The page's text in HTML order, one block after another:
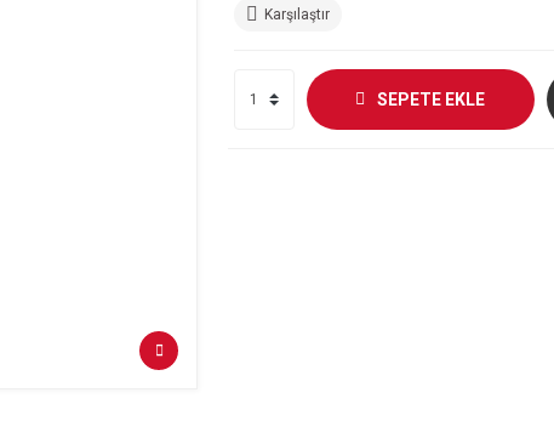
Karşılaştır
SEPETE EKLE